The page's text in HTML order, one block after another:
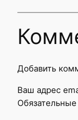
Добавить
Ваш адрес